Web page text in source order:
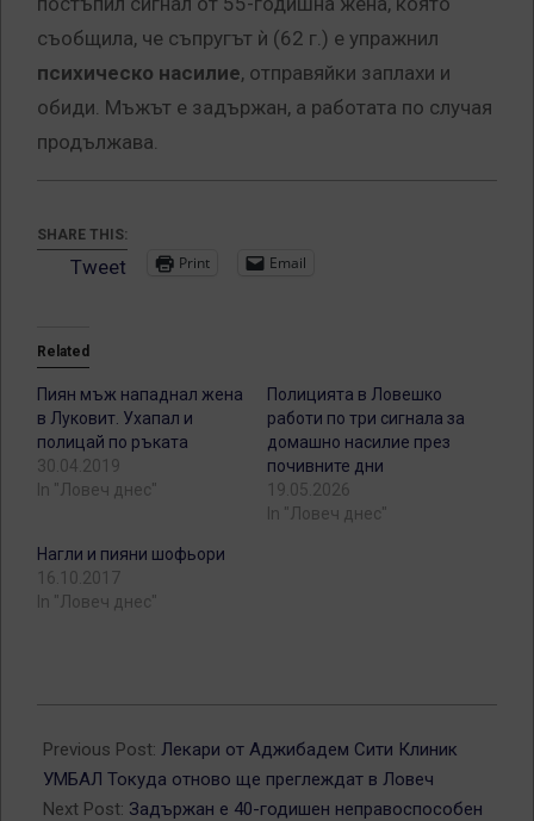
съобщила, че съпругът ѝ (62 г.) е упражнил
психическо насилие, отправяйки заплахи и
обиди. Мъжът е задържан, а работата по случая
продължава.
SHARE THIS:
Tweet Print Email
Related
Пиян мъж нападнал жена
в Луковит. Ухапал и
полицай по ръката
30.04.2019
In "Ловеч днес"
Полицията в Ловешко
работи по три сигнала за
домашно насилие през
почивните дни
19.05.2026
In "Ловеч днес"
Нагли и пияни шофьори
16.10.2017
In "Ловеч днес"
10-
06
Previous Post: Лекари от Аджибадем Сити Клиник
УМБАЛ Токуда отново ще преглеждат в Ловеч
Next Post: Задържан е 40-годишен неправоспособен